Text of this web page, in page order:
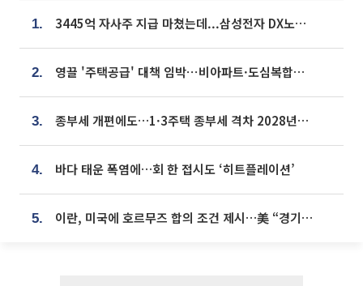
1. 3445억 자사주 지급 마쳤는데...삼성전자 DX노조, 뒤늦은 '떼쓰기 집회'
2. 영끌 '주택공급' 대책 임박⋯비아파트·도심복합까지 총동원
3. 종부세 개편에도…1·3주택 종부세 격차 2028년부터 확대
4. 바다 태운 폭염에…회 한 접시도 ‘히트플레이션’
5. 이란, 미국에 호르무즈 합의 조건 제시…美 “경기 아직 안 끝나” [종합]